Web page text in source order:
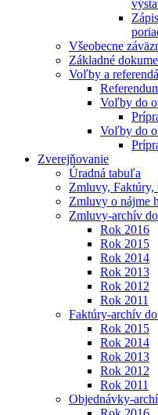
Všeobecne
Základné
Voľby a referendá
Voľby do
Voľby do
Zverejňovanie
Úradná tabuľa
Zmluvy, Faktúry,
Zmluvy o nájme
Zmluvy-archív
Rok 2016
Rok 2015
Rok 2014
Rok 2013
Rok 2012
Rok 2011
Faktúry-archív
Rok 2015
Rok 2014
Rok 2013
Rok 2012
Rok 2011
Objednávky-